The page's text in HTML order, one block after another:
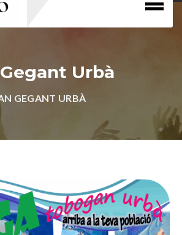
Urbà
GEGANT URBÀ